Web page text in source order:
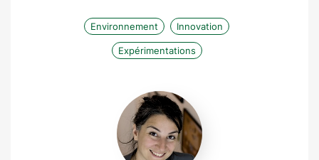
Environnement Innovation
Expérimentations
Julie
Braka